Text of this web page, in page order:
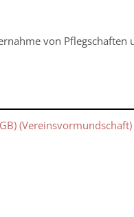
von
(Vereinsvormundschaft)